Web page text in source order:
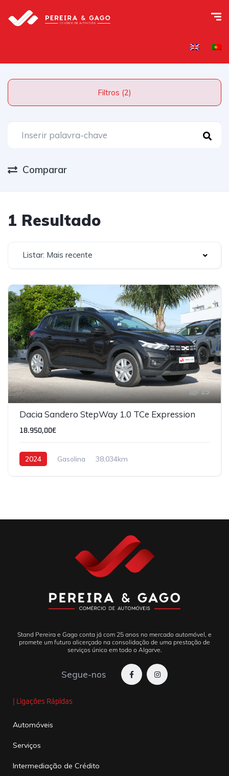
Filtros (2)
Comparar
1 Resultado
Listar: Mais recente
15
Dacia Sandero StepWay 1.0 TCe Expression
18.950,00€
2024 Gasolina 38,034km
Stand Pereira e Gago conta já com 25 anos no mercado automóvel, e
promete um futuro alicerçado na consolidação de uma prestação de
serviços único em todo o Algarve.
Segue-nos
| Ligações Rápidas
Automóveis
Serviços
Intermediação de Crédito